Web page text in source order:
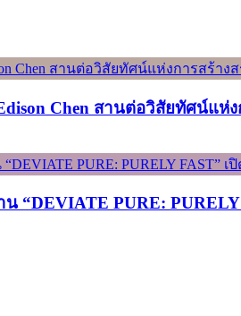
Chen สานต่อวิสัยทัศน์แห่
น “DEVIATE PURE: